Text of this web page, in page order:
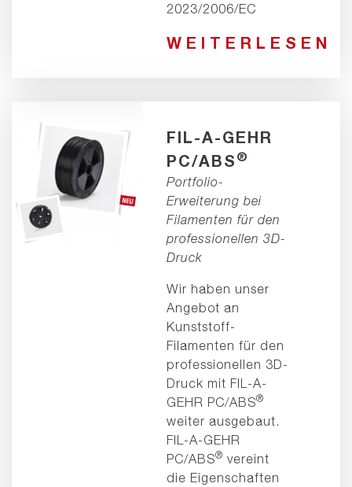
2023/2006/EC
WEITERLESEN
FIL-A-GEHR
PC/ABS ®
Portfolio-
Erweiterung bei
Filamenten für den
professionellen 3D-
Druck
Wir haben unser
Angebot an
Kunststoff-
Filamenten für den
professionellen 3D-
Druck mit FIL-A-
GEHR PC/ABS®
weiter ausgebaut.
FIL-A-GEHR
PC/ABS® vereint
die Eigenschaften